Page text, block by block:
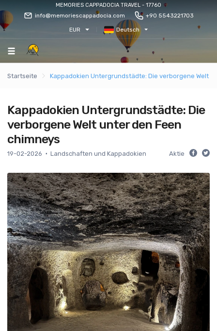
MEMORIES CAPPADOCIA TRAVEL - 17760
info@memoriescappadocia.com +90 5543221703
EUR Deutsch
Startseite Kappadokien Untergrundstädte: Die verborgene Welt
Kappadokien Untergrundstädte: Die
verborgene Welt unter den Feen
chimneys
19-02-2026 Landschaften und Kappadokien Aktie